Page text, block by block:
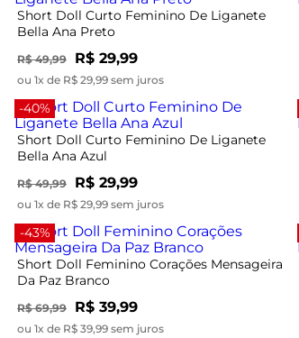
Short Doll Curto Feminino De Liganete
Bella Ana Preto
R$ 49,99 R$ 29,99
ou 1x de R$ 29,99 sem juros
-40%
Short Doll Curto Feminino De Liganete
Bella Ana Azul
R$ 49,99 R$ 29,99
ou 1x de R$ 29,99 sem juros
-43%
Short Doll Feminino Corações Mensageira
Da Paz Branco
R$ 69,99 R$ 39,99
ou 1x de R$ 39,99 sem juros